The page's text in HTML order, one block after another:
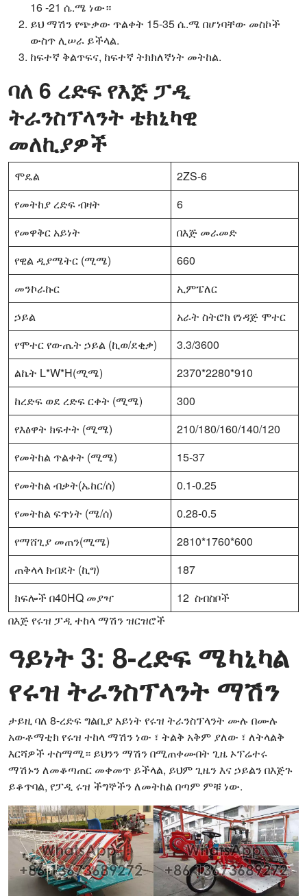
16 -21 ሴ.ሜ ነው።
ይህ ማሽን የጭቃው ጥልቀት 15-35 ሴ.ሜ በሆነባቸው መስኮች
ውስጥ ሊሠራ ይችላል.
ከፍተኛ ቅልጥፍና, ከፍተኛ ትክክለኛነት መትከል.
ባለ 6 ረድፍ የእጅ ፓዲ
ትራንስፕላንት ቴክኒካዊ
መለኪያዎች
ሞዴል
2ZS-6
የመትከያ ረድፍ ብዛት
6
የመዋቅር አይነት
በእጅ መራመድ
የዊል ዲያሜትር (ሚሜ)
660
መንኮራኩር
ኢምፔለር
ኃይል
አራት ስትሮክ የነዳጅ ሞተር
የሞተር የውጤት ኃይል (ኪወ/ደቂቃ)
3.3/3600
ልኬት L*W*H(ሚሜ)
2370*2280*910
ከረድፍ ወደ ረድፍ ርቀት (ሚሜ)
300
የእፅዋት ክፍተት (ሚሜ)
210/180/160/140/120
የመትከል ጥልቀት (ሚሜ)
15-37
የመትከል ብቃት(ኤከር/ሰ)
0.1-0.25
የመትከል ፍጥነት (ሜ/ሰ)
0.28-0.5
የማሸጊያ መጠን(ሚሜ)
2810*1760*600
ጠቅላላ ክብደት (ኪግ)
187
ክፍሎች በ40HQ መያዣ
12 ስብስቦች
በእጅ የሩዝ ፓዲ ተከላ ማሽን ዝርዝሮች
ዓይነት 3: 8-ረድፍ ሜካኒካል
የሩዝ ትራንስፕላንት ማሽን
ታይዚ ባለ 8-ረድፍ ግልቢያ አይነት የሩዝ ትራንስፕላንት ሙሉ በሙሉ
አውቶማቲክ የሩዝ ተከላ ማሽን ነው ፣ ትልቅ አቅም ያለው ፣ ለትላልቅ
እርሻዎች ተስማሚ። ይህንን ማሽን በሚጠቀሙበት ጊዜ ኦፕሬተሩ
ማሽኑን ለመቆጣጠር መቀመጥ ይችላል, ይህም ጊዜን እና ኃይልን በእጅጉ
ይቆጥባል, የፓዲ ሩዝ ችግኞችን ለመትከል በጣም ምቹ ነው.